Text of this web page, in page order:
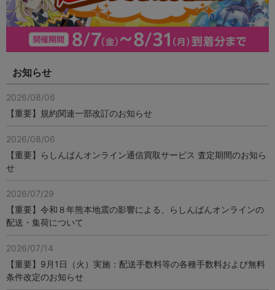
お知らせ
2026/08/06
【重要】規約関連一部改訂のお知らせ
2026/08/06
【重要】らしんばんオンライン通信買取サービス 査定期間のお知ら
せ
2026/07/29
【重要】令和８年熊本地震の影響による、らしんばんオンラインの
配送・集荷について
2026/07/14
【重要】9月1日（火）実施：配送手数料等の各種手数料および無料
条件改定のお知らせ